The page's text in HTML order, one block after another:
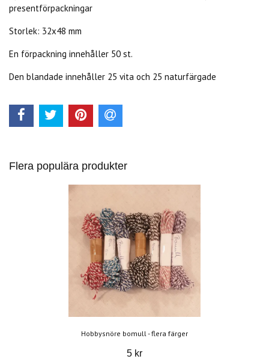
presentförpackningar
Storlek: 32x48 mm
En förpackning innehåller 50 st.
Den blandade innehåller 25 vita och 25 naturfärgade
Flera populära produkter
Hobbysnöre bomull - flera färger
5 kr